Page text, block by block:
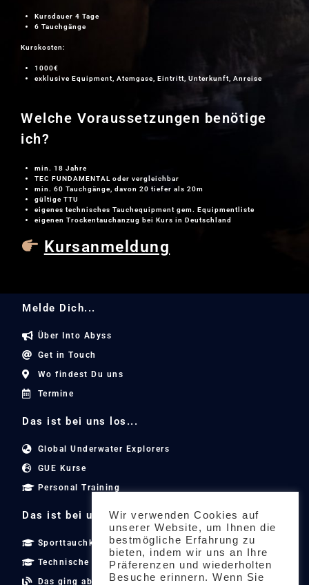
Kursdauer 4 Tage
6 Tauchgänge
Kurskosten:
1000€
exklusive Equipment, Atemgase, Eintritt, Unterkunft, Anreise
Welche Voraussetzungen benötige
ich?
min. 18 Jahre
TEC FUNDAMENTAL
oder vergleichbar
min. 60 Tauchgänge, davon 20 tiefer als 20m
gültige TTU
eigenes technisches Tauchequipment gem. Equipmentliste
eigenen Trockentauchanzug bei Kurs in Deutschland
Kursanmeldung
Melde Dich...
Über Into Abyss
Get in Touch
Wo findest Du uns
Termine
Das ist bei uns los...
Global Underwater Explorers
GUE Kurse
Personal Training
Das ist bei uns los...
Sporttauchkurse
Technische Tauchkurse
Das ging ab
Wir verwenden Cookies auf
unserer Website, um Ihnen die
bestmögliche Erfahrung zu
bieten, indem wir uns an Ihre
Präferenzen und wiederholten
Besuche erinnern. Wenn Sie